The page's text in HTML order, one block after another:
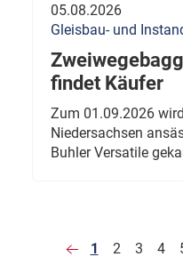
05.08.2026
Gleisbau- und
findet Käufer
Zum 01.09.2026
Niedersachsen
Buhler Versatile
1 2 3 4